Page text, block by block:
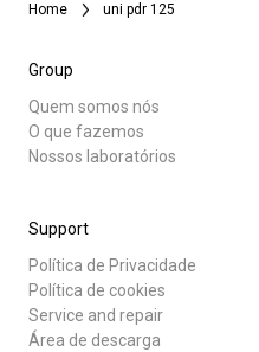
Home uni pdr 125
Group
Quem somos nós
O que fazemos
Nossos laboratórios
Support
Política de Privacidade
Política de cookies
Service and repair
Área de descarga